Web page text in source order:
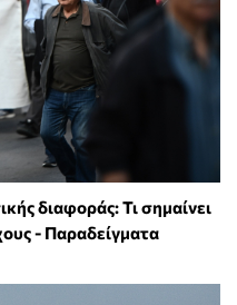
διαφοράς: Τι σημαίνει
- Παραδείγματα